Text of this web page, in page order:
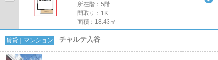
所在階：5階
間取り：1K
面積：18.43㎡
賃貸｜マンション チャルテ入谷